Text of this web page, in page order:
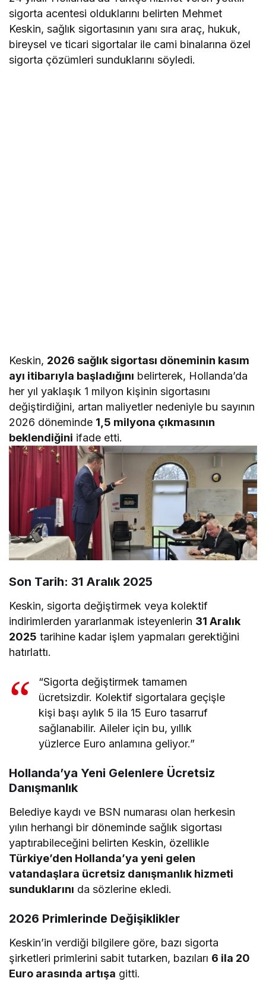
sigorta acentesi olduklarını belirten Mehmet
Keskin, sağlık sigortasının yanı sıra araç, hukuk,
bireysel ve ticari sigortalar ile cami binalarına özel
sigorta çözümleri sunduklarını söyledi.
Keskin, 2026 sağlık sigortası döneminin kasım
ayı itibarıyla başladığını belirterek, Hollanda’da
her yıl yaklaşık 1 milyon kişinin sigortasını
değiştirdiğini, artan maliyetler nedeniyle bu sayının
2026 döneminde 1,5 milyona çıkmasının
beklendiğini ifade etti.
Son Tarih: 31 Aralık 2025
Keskin, sigorta değiştirmek veya kolektif
indirimlerden yararlanmak isteyenlerin 31 Aralık
2025 tarihine kadar işlem yapmaları gerektiğini
hatırlattı.
“Sigorta değiştirmek tamamen
ücretsizdir. Kolektif sigortalara geçişle
kişi başı aylık 5 ila 15 Euro tasarruf
sağlanabilir. Aileler için bu, yıllık
yüzlerce Euro anlamına geliyor.”
Hollanda’ya Yeni Gelenlere Ücretsiz
Danışmanlık
Belediye kaydı ve BSN numarası olan herkesin
yılın herhangi bir döneminde sağlık sigortası
yaptırabileceğini belirten Keskin, özellikle
Türkiye’den Hollanda’ya yeni gelen
vatandaşlara ücretsiz danışmanlık hizmeti
sunduklarını da sözlerine ekledi.
2026 Primlerinde Değişiklikler
Keskin’in verdiği bilgilere göre, bazı sigorta
şirketleri primlerini sabit tutarken, bazıları 6 ila 20
Euro arasında artışa gitti.